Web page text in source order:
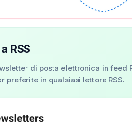
RSS
di posta elettronica in feed
preferite in qualsiasi lettore RSS.